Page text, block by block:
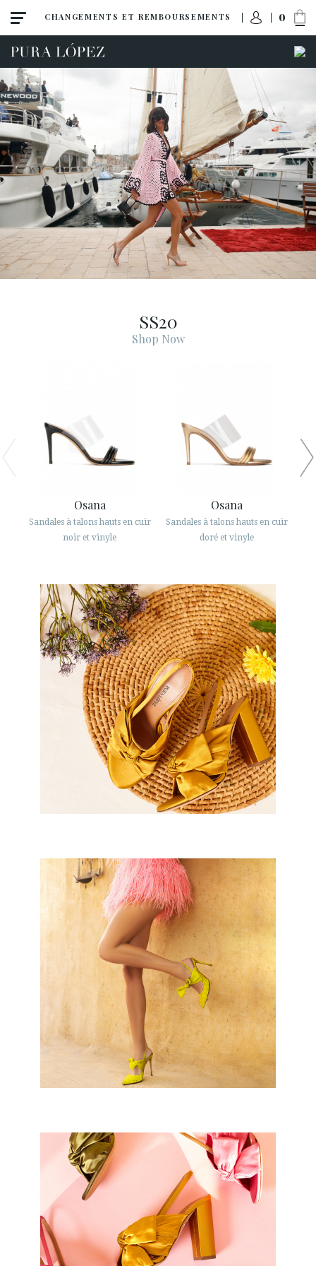
CHANGEMENTS ET REMBOURSEMENTS 0
ESPAÑOL ENGLISH
· CHANGEMENTS ET REMBOURSEMENTS
· POLITIQUE DE CONFIDENTIALITÉ
· TERMES ET CONDITIONS
     
SECURE WEB SSL CERTIFICATE © 2026 PURA LOPEZ
SS20
Shop Now
Osana
Sandales à talons hauts en cuir
noir et vinyle
Osana
Sandales à talons hauts en cuir
doré et vinyle